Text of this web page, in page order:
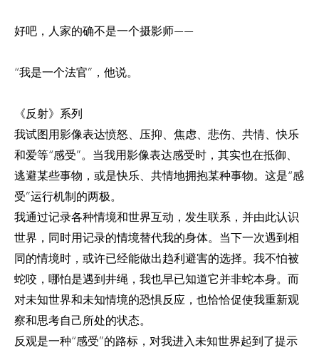
好吧，人家的确不是一个摄影师——
“我是一个法官”，他说。
《反射》系列
我试图用影像表达愤怒、压抑、焦虑、悲伤、共情、快乐
和爱等“感受”。当我用影像表达感受时，其实也在抵御、
逃避某些事物，或是快乐、共情地拥抱某种事物。这是“感
受”运行机制的两极。
我通过记录各种情境和世界互动，发生联系，并由此认识
世界，同时用记录的情境替代我的身体。当下一次遇到相
同的情境时，或许已经能做出趋利避害的选择。我不怕被
蛇咬，哪怕是遇到井绳，我也早已知道它并非蛇本身。而
对未知世界和未知情境的恐惧反应，也恰恰促使我重新观
察和思考自己所处的状态。
反观是一种“感受”的路标，对我进入未知世界起到了提示